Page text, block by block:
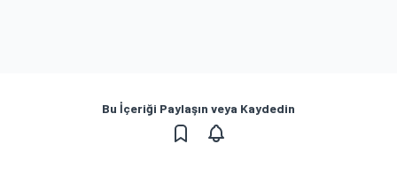
Bu İçeriği Paylaşın veya Kaydedin